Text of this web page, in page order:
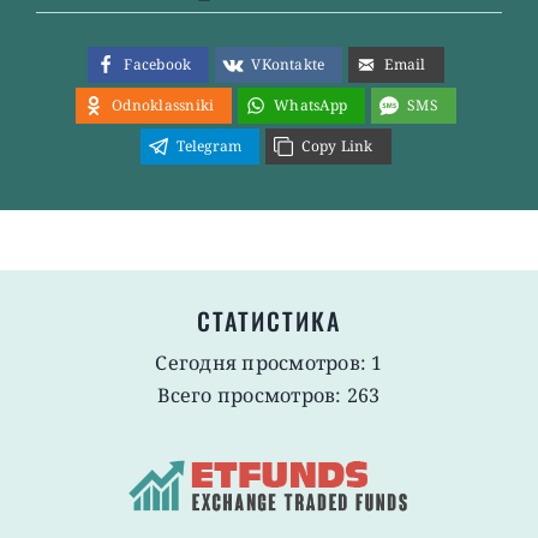
Facebook VKontakte
Email
Odnoklassniki
WhatsApp
SMS
Telegram
Copy Link
СТАТИСТИКА
Сегодня просмотров: 1
Всего просмотров: 263